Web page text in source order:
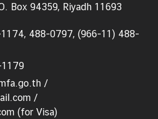
Box 94359, Riyadh 11693
488-0797, (966-11) 488-
/
/
(for Visa)